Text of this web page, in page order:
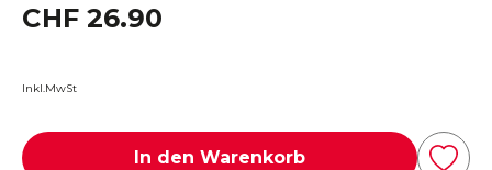
CHF 26.90
Inkl.MwSt
In den Warenkorb